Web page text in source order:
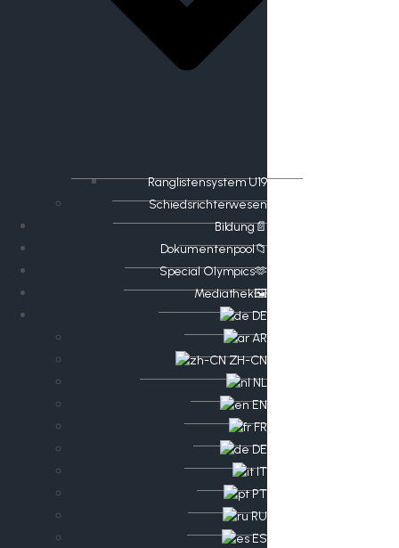
Ranglistensystem U19
Schiedsrichterwesen
Bildung📄
Dokumentenpool📁
​​Special Olympics🫶
Mediathek🖼️​
DE
AR
ZH-CN
NL
EN
FR
DE
IT
PT
RU
ES